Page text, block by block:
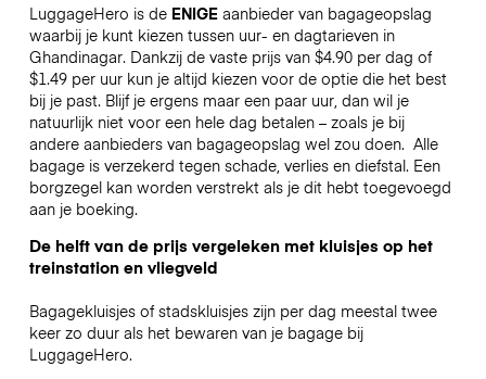
LuggageHero is de ENIGEaanbieder van bagageopslag
waarbij je kunt kiezen tussen uur- en dagtarieven in
Ghandinagar. Dankzij de vaste prijs van $4.90 per dag of
$1.49 per uur kun je altijd kiezen voor de optie die het best
bij je past. Blijf je ergens maar een paar uur, dan wil je
natuurlijk niet voor een hele dag betalen – zoals je bij
andere aanbieders van bagageopslag wel zou doen. Alle
bagage is verzekerd tegen schade, verlies en diefstal. Een
borgzegel kan worden verstrekt als je dit hebt toegevoegd
aan je boeking.
De helft van de prijs vergeleken met kluisjes op het
treinstation en vliegveld
Bagagekluisjes of stadskluisjes zijn per dag meestal twee
keer zo duur als het bewaren van je bagage bij
LuggageHero.